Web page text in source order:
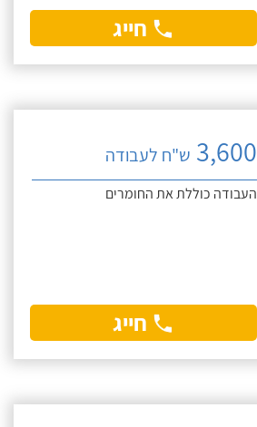
חייג
3,600 ש"ח לעבודה
העבודה כוללת את החומרים
חייג